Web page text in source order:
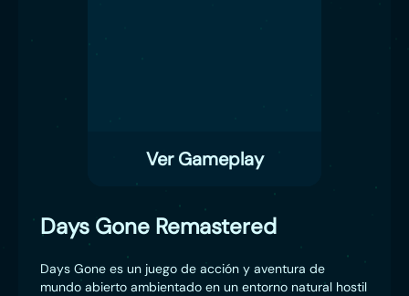
Ver Gameplay
Days Gone Remastered
Days Gone es un juego de acción y aventura de
mundo abierto ambientado en un entorno natural hostil